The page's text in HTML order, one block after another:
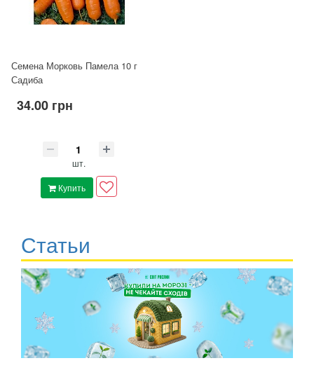
Семена Морковь Памела 10 г
Садиба
34.00 грн
шт.
Купить
Статьи